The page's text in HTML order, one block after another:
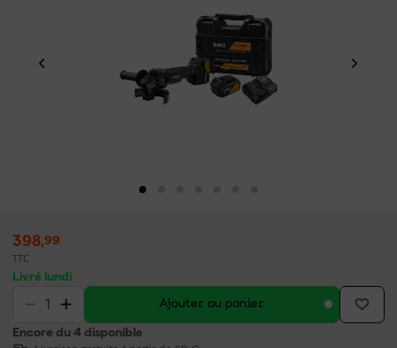
398,99
TTC
Livré lundi
Ajouter au panier
Encore du 4 disponible